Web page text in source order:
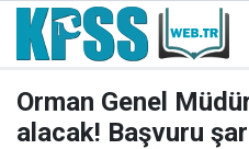
Orman Genel
alacak! Başvuru